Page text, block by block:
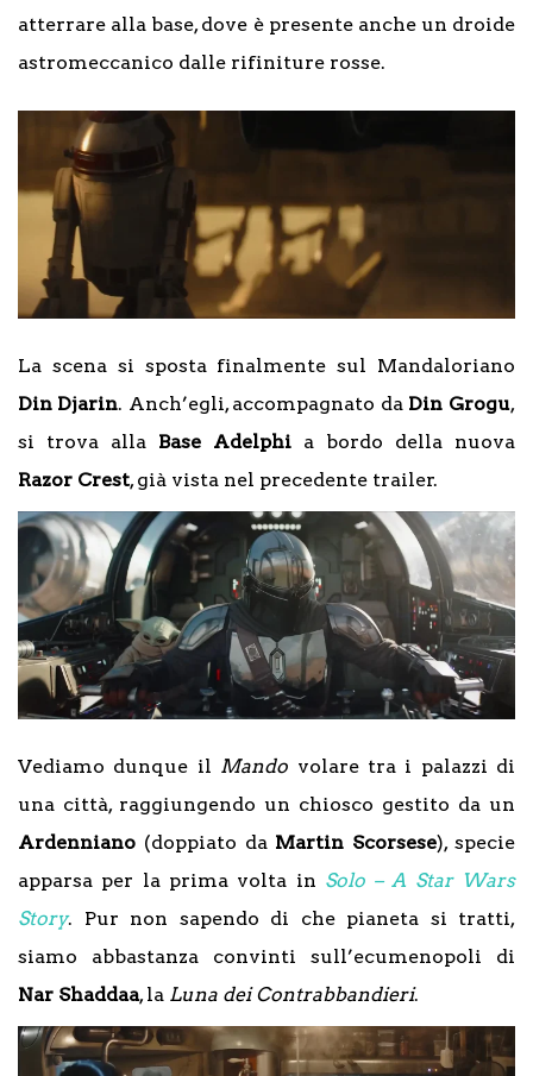
atterrare alla base, dove è presente anche un droide
astromeccanico dalle rifiniture rosse.
La scena si sposta finalmente sul Mandaloriano
Din Djarin. Anch’egli, accompagnato da Din Grogu,
si trova alla Base Adelphi a bordo della nuova
Razor Crest, già vista nel precedente trailer.
Vediamo dunque il Mando volare tra i palazzi di
una città, raggiungendo un chiosco gestito da un
Ardenniano (doppiato da Martin Scorsese), specie
apparsa per la prima volta in Solo – A Star Wars
Story. Pur non sapendo di che pianeta si tratti,
siamo abbastanza convinti sull’ecumenopoli di
Nar Shaddaa, la Luna dei Contrabbandieri.